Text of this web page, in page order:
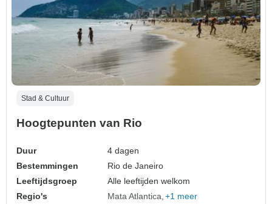
Stad & Cultuur
Hoogtepunten van Rio
Duur
4 dagen
Bestemmingen
Rio de Janeiro
Leeftijdsgroep
Alle leeftijden welkom
Regio's
Mata Atlantica +1 meer